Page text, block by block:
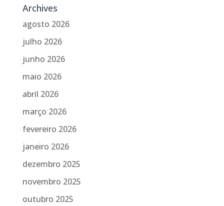
Archives
agosto 2026
julho 2026
junho 2026
maio 2026
abril 2026
março 2026
fevereiro 2026
janeiro 2026
dezembro 2025
novembro 2025
outubro 2025